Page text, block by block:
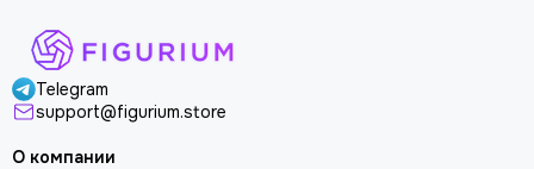
Telegram
support@figurium.store
О компании